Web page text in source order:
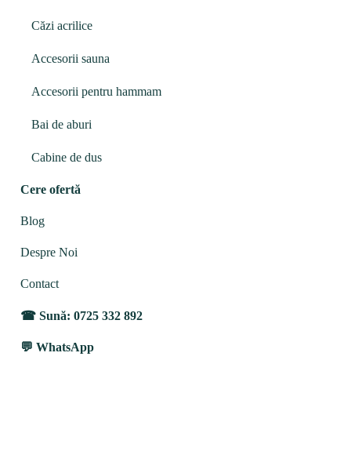
Căzi acrilice
Accesorii sauna
Accesorii pentru hammam
Bai de aburi
Cabine de dus
Cere ofertă
Blog
Despre Noi
Contact
Sună: 0725 332 892
WhatsApp